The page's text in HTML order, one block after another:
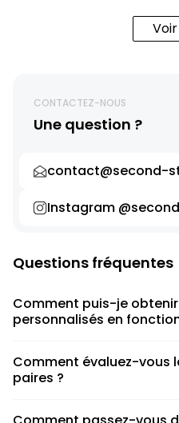
CONTACTEZ-NOUS
Une question ?
contact@second-
Instagram
Questions fréquentes
Comment puis-je
personnalisés en
pour déterminer la taille
en dessous, au-dessus ou
Comment évaluez-vous
paires ?